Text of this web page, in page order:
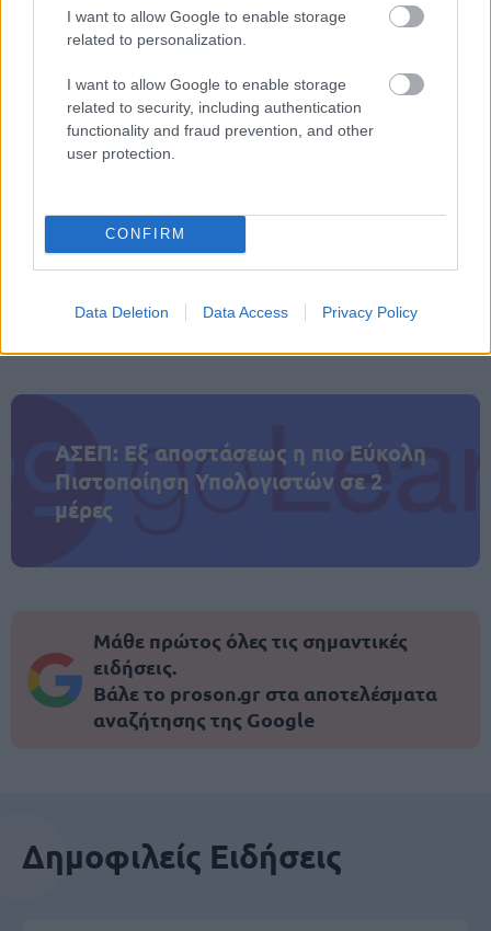
I want to allow Google to enable storage
related to personalization.
I want to allow Google to enable storage
related to security, including authentication
functionality and fraud prevention, and other
user protection.
CONFIRM
Data Deletion Data Access Privacy Policy
δραστηριότητας συνεχίζεται σε 24ωρη βάση,
ενώ οι αρχές παραμένουν σε αυξημένη
επιφυλακή για κάθε ενδεχόμενο.
ΑΣΕΠ: Πιστοποίηση Αγγλικών σε
ΑΣΕΠ: Εξ αποστάσεως η πιο Εύκολη
Πιστοποίηση Υπολογιστών σε 2
μέρες
Μάθε πρώτος όλες τις σημαντικές
ειδήσεις.
Βάλε το proson.gr στα αποτελέσματα
αναζήτησης της Google
Δημοφιλείς Ειδήσεις